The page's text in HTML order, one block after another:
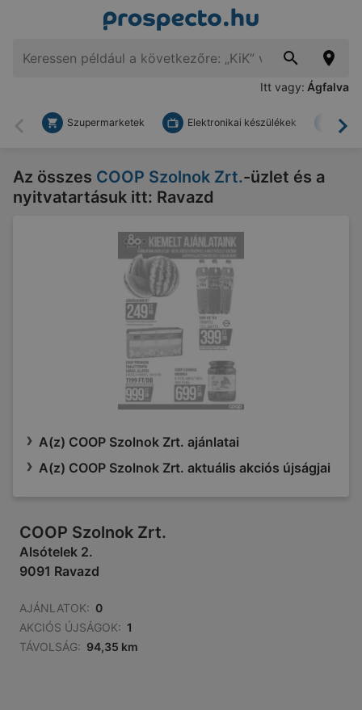
Itt vagy: Ágfalva
Vissza
Szupermarketek Elektronikai készülékek
Az összes COOP Szolnok Zrt.-üzlet és a
nyitvatartásuk itt: Ravazd
A(z) COOP Szolnok Zrt. ajánlatai
A(z) COOP Szolnok Zrt. aktuális akciós újságjai
COOP Szolnok Zrt.
Alsótelek 2.
9091 Ravazd
AJÁNLATOK: 0
AKCIÓS ÚJSÁGOK: 1
TÁVOLSÁG: 94,35 km